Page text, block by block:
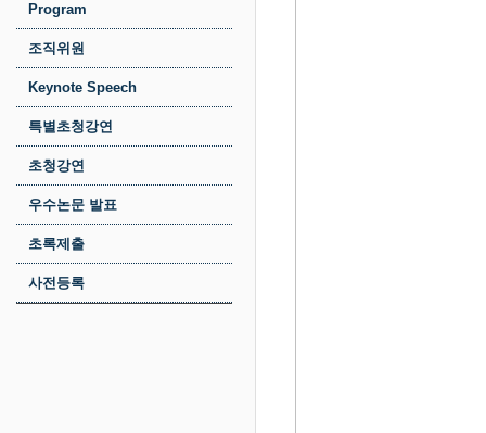
Program
조직위원
Keynote Speech
특별초청강연
초청강연
우수논문 발표
초록제출
사전등록